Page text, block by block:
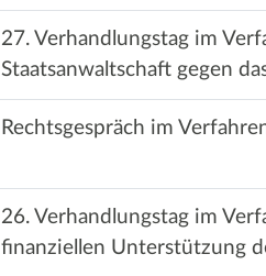
27. Verhandlungstag im
Staatsanwaltschaft gegen
Rechtsgespräch im
26. Verhandlungstag im
finanziellen Unterstützung